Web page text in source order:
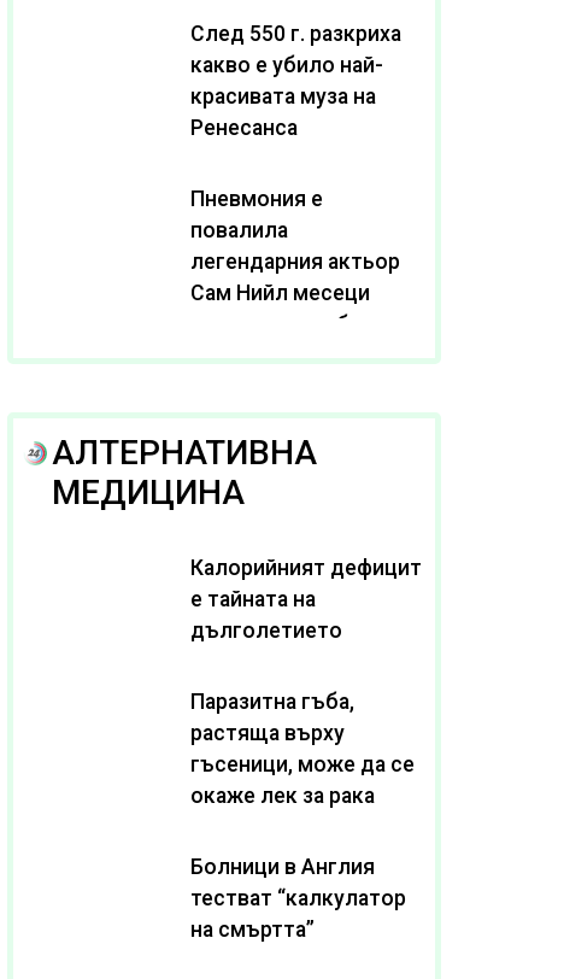
След 550 г. разкриха
какво е убило най-
красивата муза на
Ренесанса
Пневмония е
повалила
легендарния актьор
Сам Нийл месеци
след като пребори
рака
АЛТЕРНАТИВНА
МЕДИЦИНА
Калорийният дефицит
е тайната на
дълголетието
Паразитна гъба,
растяща върху
гъсеници, може да се
окаже лек за рака
Болници в Англия
тестват “калкулатор
на смъртта”